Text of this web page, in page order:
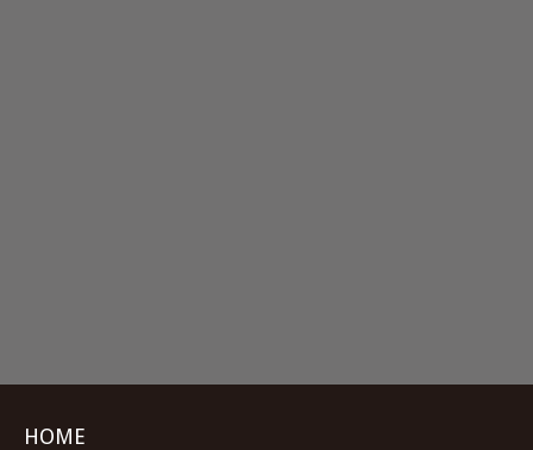
HOME